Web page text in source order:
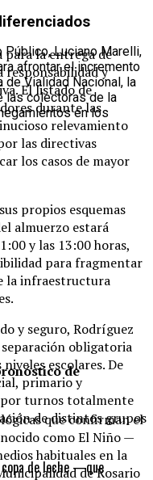
la entrega de
responsabilidad y
El listado de
durante las
relevamiento
las directivas
los casos de mayor
propios esquemas
almuerzo estará
y las 13:00 horas,
para fragmentar
la infraestructura
y seguro, Rodríguez
obligatoria
escolares. De
primario y
por turnos totalmente
de distintos grupos
de leche —que
Luciano Marelli,
afrontar el incremento
Vialidad Nacional, la
las colectoras de la
en los
de
que confirman el
como El Niño —
habituales en la
de Rosario